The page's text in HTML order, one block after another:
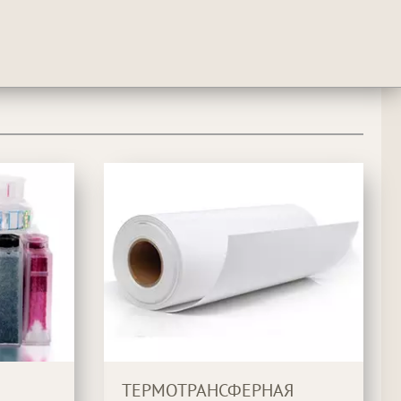
ТЕРМОТРАНСФЕРНАЯ